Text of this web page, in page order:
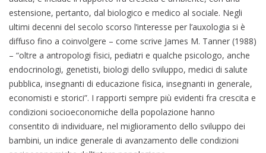
estensione, pertanto, dal biologico e medico al sociale. Negli
ultimi decenni del secolo scorso l’interesse per l’auxologia si è
diffuso fino a coinvolgere – come scrive James M. Tanner (1988)
– “oltre a antropologi fisici, pediatri e qualche psicologo, anche
endocrinologi, genetisti, biologi dello sviluppo, medici di salute
pubblica, insegnanti di educazione fisica, insegnanti in generale,
economisti e storici”. I rapporti sempre più evidenti fra crescita e
condizioni socioeconomiche della popolazione hanno
consentito di individuare, nel miglioramento dello sviluppo dei
bambini, un indice generale di avanzamento delle condizioni